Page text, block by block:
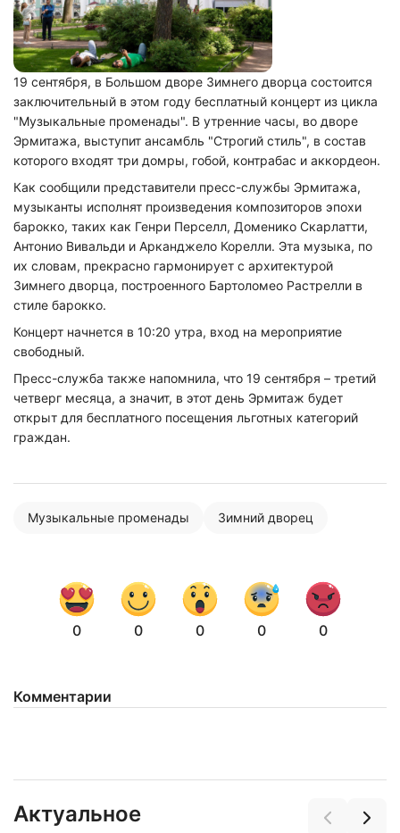
19 сентября, в Большом дворе Зимнего дворца состоится
заключительный в этом году бесплатный концерт из цикла
"Музыкальные променады". В утренние часы, во дворе
Эрмитажа, выступит ансамбль "Строгий стиль", в состав
которого входят три домры, гобой, контрабас и аккордеон.
Как сообщили представители пресс-службы Эрмитажа,
музыканты исполнят произведения композиторов эпохи
барокко, таких как Генри Перселл, Доменико Скарлатти,
Антонио Вивальди и Арканджело Корелли. Эта музыка, по
их словам, прекрасно гармонирует с архитектурой
Зимнего дворца, построенного Бартоломео Растрелли в
стиле барокко.
Концерт начнется в 10:20 утра, вход на мероприятие
свободный.
Пресс-служба также напомнила, что 19 сентября – третий
четверг месяца, а значит, в этот день Эрмитаж будет
открыт для бесплатного посещения льготных категорий
граждан.
Музыкальные променады Зимний дворец
0 0 0 0 0
Комментарии
Актуальное